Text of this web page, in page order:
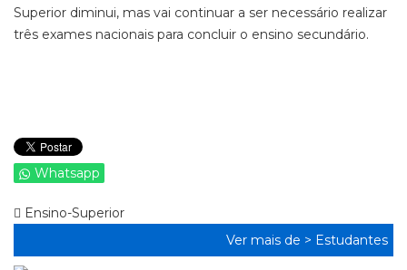
Superior diminui, mas vai continuar a ser necessário realizar
três exames nacionais para concluir o ensino secundário.
Whatsapp
Ensino-Superior
Ver mais de > Estudantes